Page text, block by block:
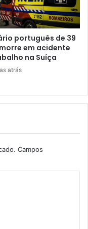
português de 39
em acidente
na Suíça
atrás
Campos